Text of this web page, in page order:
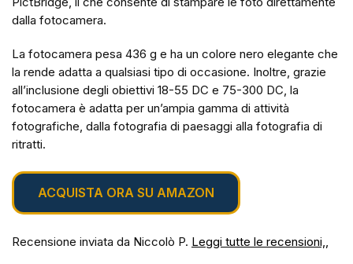
dalla fotocamera.
La fotocamera pesa 436 g e ha un colore nero elegante che
la rende adatta a qualsiasi tipo di occasione. Inoltre, grazie
all’inclusione degli obiettivi 18-55 DC e 75-300 DC, la
fotocamera è adatta per un’ampia gamma di attività
fotografiche, dalla fotografia di paesaggi alla fotografia di
ritratti.
ACQUISTA ORA SU AMAZON
Recensione inviata da Niccolò P. Leggi tutte le recensioni,,